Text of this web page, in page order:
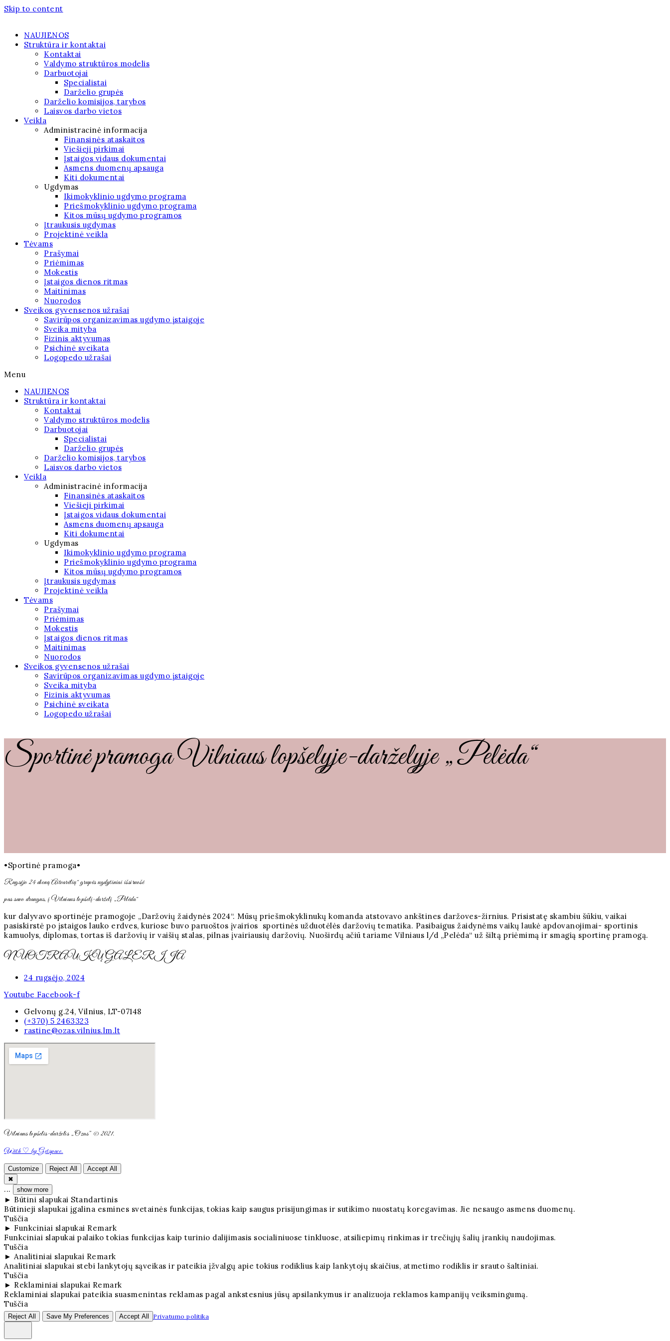
Skip to content
NAUJIENOS
Struktūra ir kontaktai
Kontaktai
Valdymo struktūros modelis
Darbuotojai
Specialistai
Darželio grupės
Darželio komisijos, tarybos
Laisvos darbo vietos
Veikla
Administracinė informacija
Finansinės ataskaitos
Viešieji pirkimai
Įstaigos vidaus dokumentai
Asmens duomenų apsauga
Kiti dokumentai
Ugdymas
Ikimokyklinio ugdymo programa
Priešmokyklinio ugdymo programa
Kitos mūsų ugdymo programos
Įtraukusis ugdymas
Projektinė veikla
Tėvams
Prašymai
Priėmimas
Mokestis
Įstaigos dienos ritmas
Maitinimas
Nuorodos
Sveikos gyvensenos užrašai
Savirūpos organizavimas ugdymo įstaigoje
Sveika mityba
Fizinis aktyvumas
Psichinė sveikata
Logopedo užrašai
Menu
NAUJIENOS
Struktūra ir kontaktai
Kontaktai
Valdymo struktūros modelis
Darbuotojai
Specialistai
Darželio grupės
Darželio komisijos, tarybos
Laisvos darbo vietos
Veikla
Administracinė informacija
Finansinės ataskaitos
Viešieji pirkimai
Įstaigos vidaus dokumentai
Asmens duomenų apsauga
Kiti dokumentai
Ugdymas
Ikimokyklinio ugdymo programa
Priešmokyklinio ugdymo programa
Kitos mūsų ugdymo programos
Įtraukusis ugdymas
Projektinė veikla
Tėvams
Prašymai
Priėmimas
Mokestis
Įstaigos dienos ritmas
Maitinimas
Nuorodos
Sveikos gyvensenos užrašai
Savirūpos organizavimas ugdymo įstaigoje
Sveika mityba
Fizinis aktyvumas
Psichinė sveikata
Logopedo užrašai
Sportinė pramoga Vilniaus lopšelyje-darželyje „Pelėda“
•Sportinė pramoga•
Rugsėjo 24 dieną Aitvarėlių“ grupės ugdytiniai išsiruošė
pas savo draugus, į Vilniaus lopšelį-darželį „Pelėda“
kur dalyvavo sportinėje pramogoje „Daržovių žaidynės 2024“. Mūsų priešmokyklinukų komanda atstovavo ankštines daržoves-žirnius. Prisistatę skambiu šūkiu, vaikai
pasiskirstė po įstaigos lauko erdves, kuriose buvo paruoštos įvairios sportinės užduotėlės daržovių tematika. Pasibaigus žaidynėms vaikų laukė apdovanojimai- sportinis
kamuolys, diplomas, tortas iš daržovių ir vaišių stalas, pilnas įvairiausių daržovių. Nuoširdų ačiū tariame Vilniaus l/d „Pelėda“ už šiltą priėmimą ir smagią sportinę pramogą.
NUOTRAUKŲ GALERIJA
24 rugsėjo, 2024
Youtube Facebook-f
Gelvonų g.24, Vilnius, LT-07148
(+370) 5 2463323
rastine@ozas.vilnius.lm.lt
Vilniaus lopšelis-darželis „Ozas” © 2021.
With ♡ by Getspace.
Customize Reject All
Accept All
✖
... show more
► Būtini slapukai Standartinis
Būtinieji slapukai įgalina esmines svetainės funkcijas, tokias kaip saugus prisijungimas ir sutikimo nuostatų koregavimas. Jie nesaugo asmens duomenų.
Tuščia
► Funkciniai slapukai Remark
Funkciniai slapukai palaiko tokias funkcijas kaip turinio dalijimasis socialiniuose tinkluose, atsiliepimų rinkimas ir trečiųjų šalių įrankių naudojimas.
Tuščia
► Analitiniai slapukai Remark
Analitiniai slapukai stebi lankytojų sąveikas ir pateikia įžvalgų apie tokius rodiklius kaip lankytojų skaičius, atmetimo rodiklis ir srauto šaltiniai.
Tuščia
► Reklaminiai slapukai Remark
Reklaminiai slapukai pateikia suasmenintas reklamas pagal ankstesnius jūsų apsilankymus ir analizuoja reklamos kampanijų veiksmingumą.
Tuščia
Reject All Save My Preferences Accept All Privatumo politika